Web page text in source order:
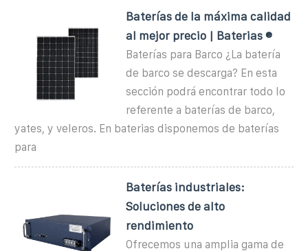
Baterías de la máxima calidad
al mejor precio | Baterias ®
Baterías para Barco ¿La batería
de barco se descarga? En esta
sección podrá encontrar todo lo
referente a baterías de barco,
yates, y veleros. En baterias disponemos de baterías
para
Baterías industriales:
Soluciones de alto
rendimiento
Ofrecemos una amplia gama de